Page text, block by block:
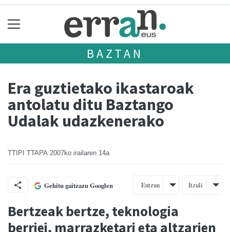
BAZTAN
Era guztietako ikastaroak
antolatu ditu Baztango
Udalak udazkenerako
TTIPI TTAPA 2007ko irailaren 14a
Gehitu gaitzazu Googlen Entzun Itzuli
Bertzeak bertze, teknologia
berriei, marrazketari eta altzarien